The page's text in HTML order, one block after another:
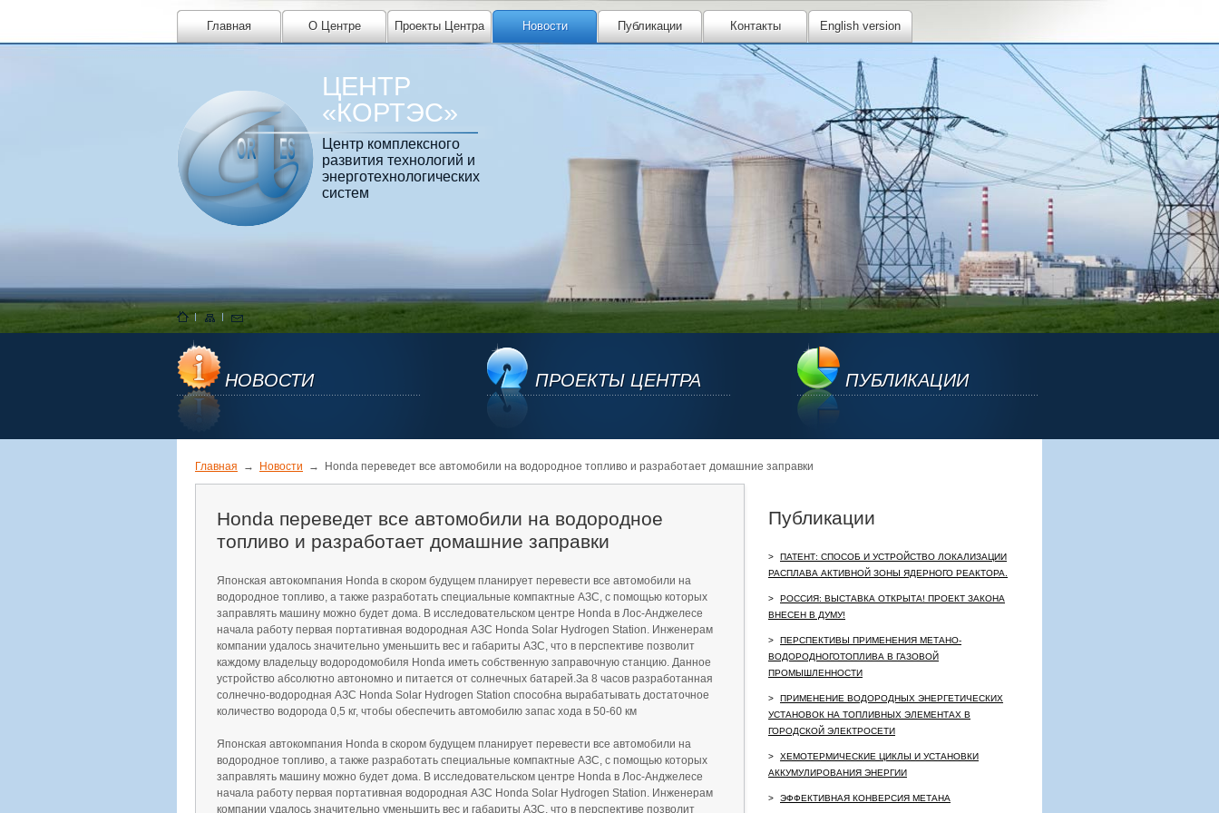
Главная О Центре Проекты Центра Новости Публикации Контакты English version
ЦЕНТР
«КОРТЭС»
Центр комплексного
развития технологий и
энерготехнологических
систем
НОВОСТИ ПРОЕКТЫ ЦЕНТРА ПУБЛИКАЦИИ
Главная → Новости → Honda переведет все автомобили на водородное топливо и разработает домашние заправки
Honda переведет все автомобили на водородное
топливо и разработает домашние заправки
Японская автокомпания Honda в скором будущем планирует перевести все автомобили на
водородное топливо, а также разработать специальные компактные АЗС, с помощью которых
заправлять машину можно будет дома. В исследовательском центре Honda в Лос-Анджелесе
начала работу первая портативная водородная АЗС Honda Solar Hydrogen Station. Инженерам
компании удалось значительно уменьшить вес и габариты АЗС, что в перспективе позволит
каждому владельцу водородомобиля Honda иметь собственную заправочную станцию. Данное
устройство абсолютно автономно и питается от солнечных батарей.За 8 часов разработанная
солнечно-водородная АЗС Honda Solar Hydrogen Station способна вырабатывать достаточное
количество водорода 0,5 кг, чтобы обеспечить автомобилю запас хода в 50-60 км
Японская автокомпания Honda в скором будущем планирует перевести все автомобили на
водородное топливо, а также разработать специальные компактные АЗС, с помощью которых
заправлять машину можно будет дома. В исследовательском центре Honda в Лос-Анджелесе
начала работу первая портативная водородная АЗС Honda Solar Hydrogen Station. Инженерам
компании удалось значительно уменьшить вес и габариты АЗС, что в перспективе позволит
Публикации
>
ПАТЕНТ: СПОСОБ И УСТРОЙСТВО ЛОКАЛИЗАЦИИ
РАСПЛАВА АКТИВНОЙ ЗОНЫ ЯДЕРНОГО РЕАКТОРА.
>
РОССИЯ: ВЫСТАВКА ОТКРЫТА! ПРОЕКТ ЗАКОНА
ВНЕСЕН В ДУМУ!
>
ПЕРСПЕКТИВЫ ПРИМЕНЕНИЯ МЕТАНО-
ВОДОРОДНОГОТОПЛИВА В ГАЗОВОЙ
ПРОМЫШЛЕННОСТИ
>
ПРИМЕНЕНИЕ ВОДОРОДНЫХ ЭНЕРГЕТИЧЕСКИХ
УСТАНОВОК НА ТОПЛИВНЫХ ЭЛЕМЕНТАХ В
ГОРОДСКОЙ ЭЛЕКТРОСЕТИ
>
ХЕМОТЕРМИЧЕСКИЕ ЦИКЛЫ И УСТАНОВКИ
АККУМУЛИРОВАНИЯ ЭНЕРГИИ
> ЭФФЕКТИВНАЯ КОНВЕРСИЯ МЕТАНА